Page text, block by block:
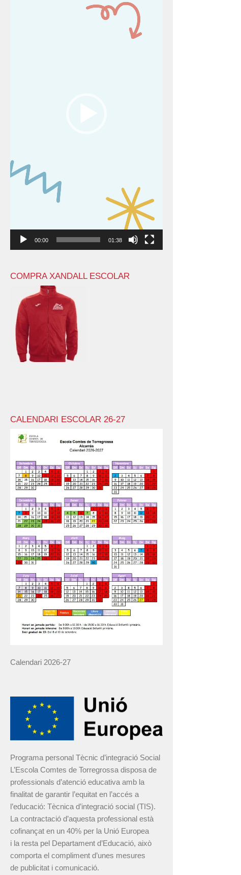
00:00 01:38
COMPRA XANDALL ESCOLAR
CALENDARI ESCOLAR 26-27
Calendari 2026-27
Programa personal Tècnic d’integració Social
L’Escola Comtes de Torregrossa disposa de
professionals d’atenció educativa amb la
finalitat de garantir l’equitat en l’accés a
l’educació: Tècnica d’integració social (TIS).
La contractació d’aquesta professional està
cofinançat en un 40% per la Unió Europea
i la resta pel Departament d’Educació, això
comporta el compliment d’unes mesures
de publicitat i comunicació.